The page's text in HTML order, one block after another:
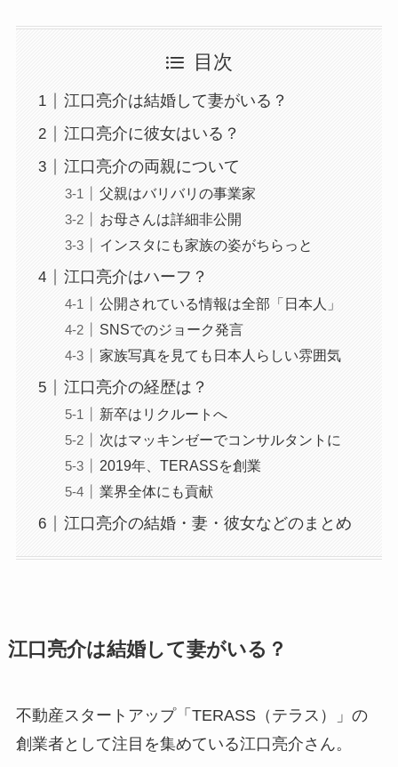
目次
江口亮介は結婚して妻がいる？
江口亮介に彼女はいる？
江口亮介の両親について
父親はバリバリの事業家
お母さんは詳細非公開
インスタにも家族の姿がちらっと
江口亮介はハーフ？
公開されている情報は全部「日本人」
SNSでのジョーク発言
家族写真を見ても日本人らしい雰囲気
江口亮介の経歴は？
新卒はリクルートへ
次はマッキンゼーでコンサルタントに
2019年、TERASSを創業
業界全体にも貢献
江口亮介の結婚・妻・彼女などのまとめ
江口亮介は結婚して妻がいる？
不動産スタートアップ「TERASS（テラス）」の
創業者として注目を集めている江口亮介さん。